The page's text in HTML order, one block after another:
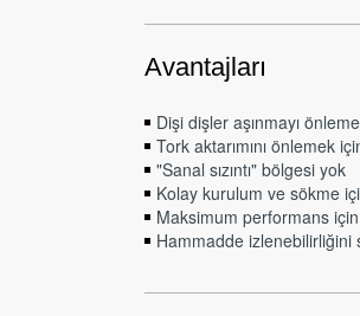
Avantajları
Dişi dişler aşınmayı
Tork aktarımını önlemek
"Sanal sızıntı" bölgesi yok
Kolay kurulum ve sökme
Maksimum performans
Hammadde izlenebilirliğini